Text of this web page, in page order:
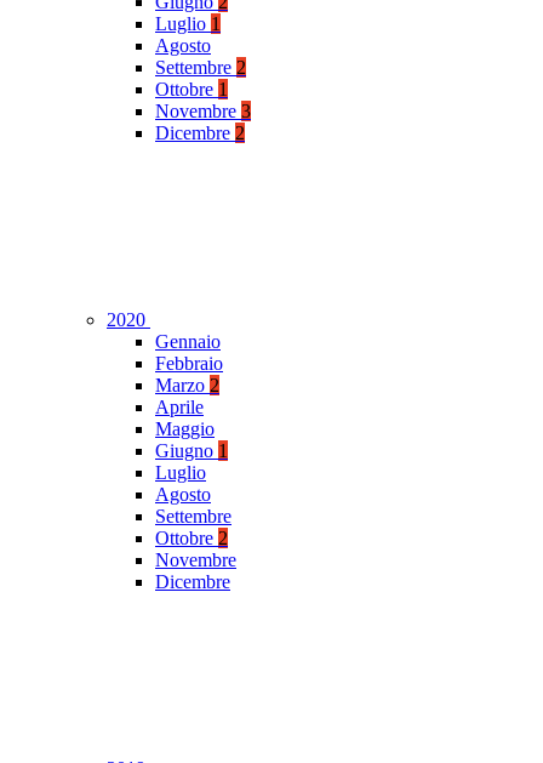
Luglio 1
Agosto
Settembre 2
Ottobre 1
Novembre 3
Dicembre 2
2020
Gennaio
Febbraio
Marzo 2
Aprile
Maggio
Giugno 1
Luglio
Agosto
Settembre
Ottobre 2
Novembre
Dicembre